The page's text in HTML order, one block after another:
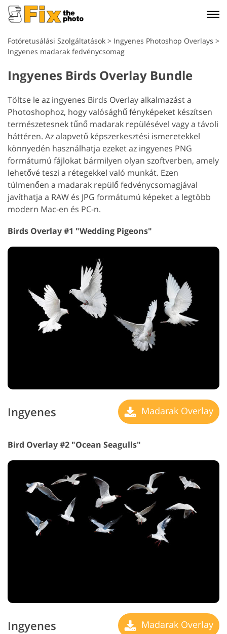
Fotóretusálási Szolgáltatások > Ingyenes Photoshop Overlays >
Ingyenes madarak fedvénycsomag
Ingyenes Birds Overlay Bundle
Töltse le az ingyenes Birds Overlay alkalmazást a
Photoshophoz, hogy valósághű fényképeket készítsen
természetesnek tűnő madarak repülésével vagy a távoli
háttéren. Az alapvető képszerkesztési ismeretekkel
könnyedén használhatja ezeket az ingyenes PNG
formátumú fájlokat bármilyen olyan szoftverben, amely
lehetővé teszi a rétegekkel való munkát. Ezen
túlmenően a madarak repülő fedvénycsomagjával
javíthatja a RAW és JPG formátumú képeket a legtöbb
modern Mac-en és PC-n.
Birds Overlay #1 "Wedding Pigeons"
Ingyenes Madarak Overlay
Bird Overlay #2 "Ocean Seagulls"
Ingyenes Madarak Overlay